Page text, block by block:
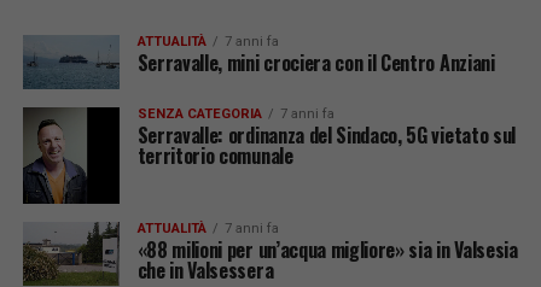
ATTUALITÀ 7 anni fa
Serravalle, mini crociera con il Centro Anziani
SENZA CATEGORIA 7 anni fa
Serravalle: ordinanza del Sindaco, 5G vietato sul
territorio comunale
ATTUALITÀ 7 anni fa
«88 milioni per un’acqua migliore» sia in Valsesia
che in Valsessera